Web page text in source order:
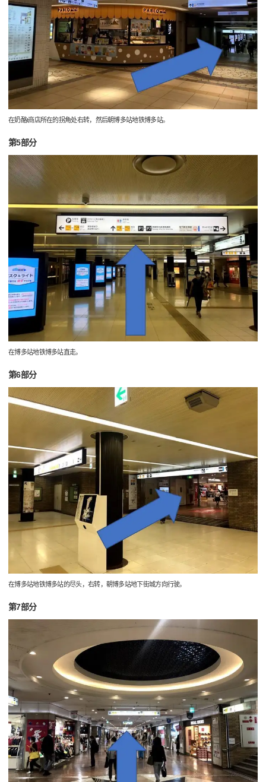
在奶酪t商店所在的拐角处右转，然后朝博多站地铁博多站。
第5部分
在博多站地铁博多站直走。
第6部分
在博多站地铁博多站的尽头，右转，朝博多站地下街城方向行驶。
第7部分